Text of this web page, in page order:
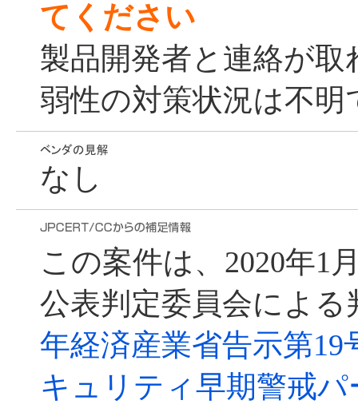
てください
製品開発者と連絡が
弱性の対策状況は不明
なし
この案件は、2020年1
公表判定委員会による
年経済産業省告示第19
キュリティ早期警戒